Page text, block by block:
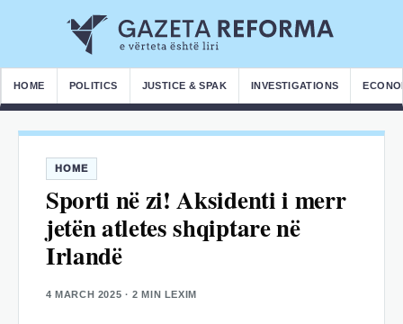
HOME POLITICS JUSTICE & SPAK INVESTIGATIONS
HOME
Sporti në zi! Aksidenti i merr
jetën atletes shqiptare në
Irlandë
4 MARCH 2025 · 2 MIN LEXIM